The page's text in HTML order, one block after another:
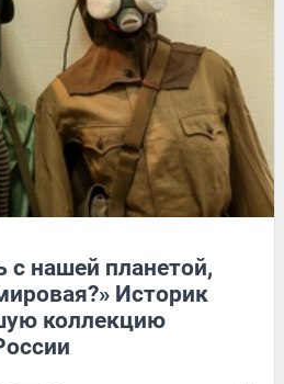
с нашей планетой,
Историк
коллекцию